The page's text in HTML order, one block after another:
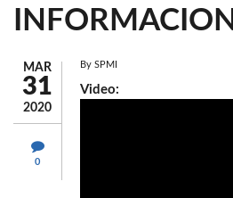
INFORMACION
MAR
31
2020
0
By SPMI
Video: